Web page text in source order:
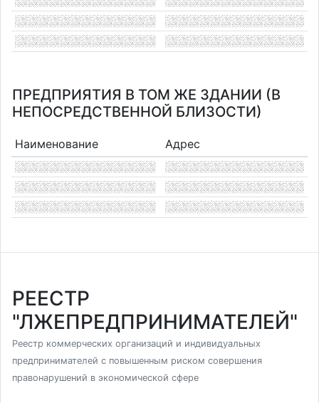
ПРЕДПРИЯТИЯ В ТОМ ЖЕ ЗДАНИИ (В
НЕПОСРЕДСТВЕННОЙ БЛИЗОСТИ)
Наименование Адрес
РЕЕСТР
"ЛЖЕПРЕДПРИНИМАТЕЛЕЙ"
Реестр коммерческих организаций и индивидуальных
предпринимателей с повышенным риском совершения
правонарушений в экономической сфере